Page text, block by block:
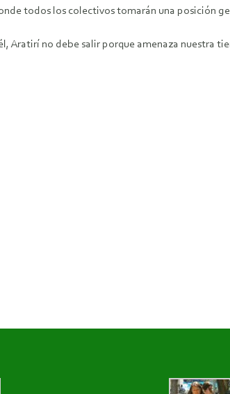
todos los colectivos tomarán una posición
Aratirí no debe salir porque amenaza nuestra